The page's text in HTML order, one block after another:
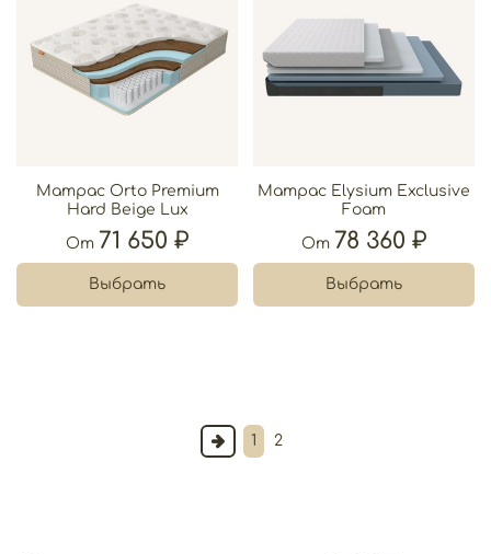
Матрас Orto Premium
Hard Beige Lux
От 71 650 ₽
Выбрать
Матрас Elysium Exclusive
Foam
От 78 360 ₽
Выбрать
1 2